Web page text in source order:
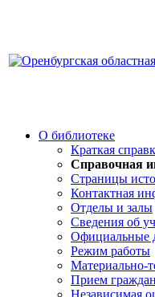
О библиотеке
Краткая
Справочная
Страницы
Контактная
Отделы и залы
Сведения об
Официальные
Режим работы
Материально-
Прием граждан
Независимая